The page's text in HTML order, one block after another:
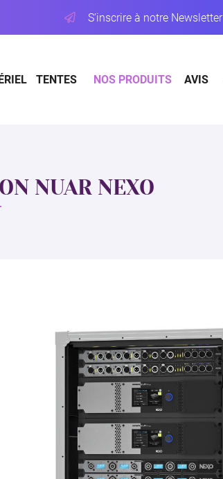
S’inscrire à notre Newsletter
TENTES NOS PRODUITS AVIS
NUAR NEXO